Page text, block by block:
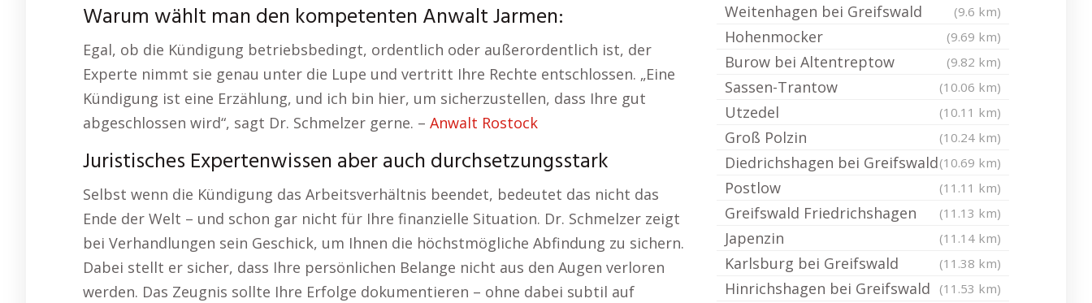
Warum wählt man den kompetenten Anwalt Jarmen:
Egal, ob die Kündigung betriebsbedingt, ordentlich oder außerordentlich ist, der
Experte nimmt sie genau unter die Lupe und vertritt Ihre Rechte entschlossen. „Eine
Kündigung ist eine Erzählung, und ich bin hier, um sicherzustellen, dass Ihre gut
abgeschlossen wird“, sagt Dr. Schmelzer gerne. – Anwalt Rostock
Juristisches Expertenwissen aber auch durchsetzungsstark
Selbst wenn die Kündigung das Arbeitsverhältnis beendet, bedeutet das nicht das
Ende der Welt – und schon gar nicht für Ihre finanzielle Situation. Dr. Schmelzer zeigt
bei Verhandlungen sein Geschick, um Ihnen die höchstmögliche Abfindung zu sichern.
Dabei stellt er sicher, dass Ihre persönlichen Belange nicht aus den Augen verloren
werden. Das Zeugnis sollte Ihre Erfolge dokumentieren – ohne dabei subtil auf
Weitenhagen bei Greifswald (9.6 km)
Hohenmocker (9.69 km)
Burow bei Altentreptow (9.82 km)
Sassen-Trantow (10.06 km)
Utzedel (10.11 km)
Groß Polzin (10.24 km)
Diedrichshagen bei Greifswald(10.69 km)
Postlow (11.11 km)
Greifswald Friedrichshagen (11.13 km)
Japenzin (11.14 km)
Karlsburg bei Greifswald (11.38 km)
Hinrichshagen bei Greifswald (11.53 km)